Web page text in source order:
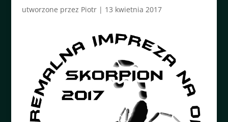
utworzone przez Piotr| 13 kwietnia 2017